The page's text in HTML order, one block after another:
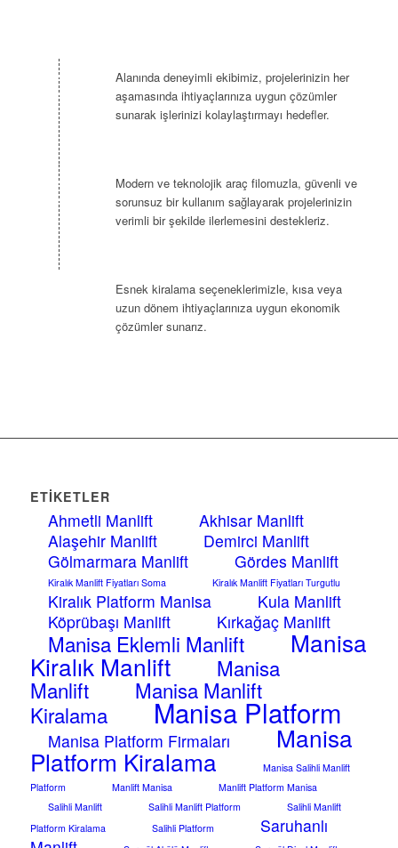
Alanında deneyimli ekibimiz, projelerinizin her
aşamasında ihtiyaçlarınıza uygun çözümler
sunarak işlerinizi kolaylaştırmayı hedefler.
Modern ve teknolojik araç filomuzla, güvenli ve
sorunsuz bir kullanım sağlayarak projelerinizin
verimli bir şekilde ilerlemesini destekleriz.
Esnek kiralama seçeneklerimizle, kısa veya
uzun dönem ihtiyaçlarınıza uygun ekonomik
çözümler sunarız.
ETIKETLER
Ahmetli Manlift
Akhisar Manlift
Alaşehir Manlift
Demirci Manlift
Gölmarmara Manlift
Gördes Manlift
Kiralık Manlift Fiyatları Soma Kiralık Manlift Fiyatları Turgutlu
Kiralık Platform Manisa
Kula Manlift
Köprübaşı Manlift
Kırkağaç Manlift
Manisa Eklemli Manlift Manisa
Kiralık Manlift Manisa
Manlift
Manisa Manlift
Kiralama
Manisa Platform
Manisa Platform Firmaları Manisa
Platform Kiralama
Manisa Salihli Manlift
Platform
Manlift Manisa
Manlift Platform Manisa
Salihli Manlift
Salihli Manlift Platform
Salihli Manlift
Platform Kiralama
Salihli Platform
Saruhanlı